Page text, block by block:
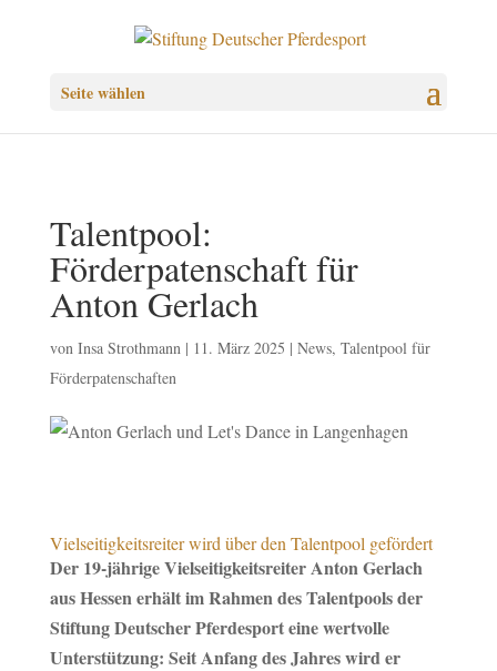
Seite wählen
Talentpool:
Förderpatenschaft für
Anton Gerlach
von Insa Strothmann| 11. März 2025 | News, Talentpool für
Förderpatenschaften
Vielseitigkeitsreiter wird über den Talentpool gefördert
Der 19-jährige Vielseitigkeitsreiter Anton Gerlach
aus Hessen erhält im Rahmen des Talentpools der
Stiftung Deutscher Pferdesport eine wertvolle
Unterstützung: Seit Anfang des Jahres wird er